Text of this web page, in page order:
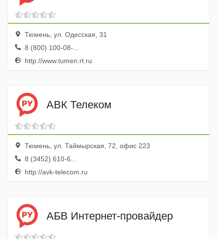
Тюмень, ул. Одесская, 31
8 (800) 100-08-...
http://www.tumen.rt.ru
АВК Телеком
Тюмень, ул. Таймырская, 72, офис 223
8 (3452) 610-6...
http://avk-telecom.ru
АБВ Интернет-провайдер